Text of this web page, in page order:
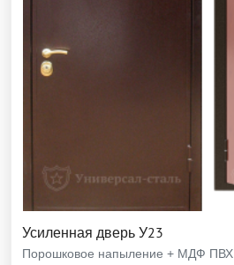
Усиленная дверь У23
Порошковое напыление + МДФ ПВХ